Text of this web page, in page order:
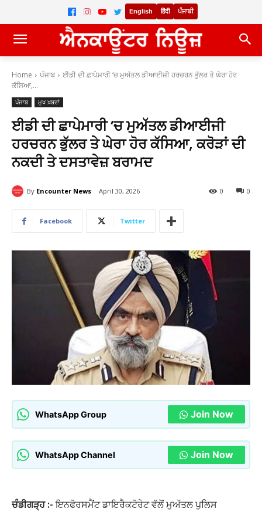
English हिंदी ਪੰਜਾਬੀ
Home ਪੰਜਾਬ
ਈਡੀ ਦੀ ਛਾਪੇਮਾਰੀ ‘ਚ ਮੁਅੱਤਲ ਡੀਆਈਜੀ ਹਰਚਰਨ ਭੁੱਲਰ ਤੇ ਘੇਰਾ ਹੋਰ
ਕੱਸਿਆ,...
ਪੰਜਾਬ ਮੁਖ ਖ਼ਬਰਾਂ
ਈਡੀ ਦੀ ਛਾਪੇਮਾਰੀ ‘ਚ ਮੁਅੱਤਲ ਡੀਆਈਜੀ
ਹਰਚਰਨ ਭੁੱਲਰ ਤੇ ਘੇਰਾ ਹੋਰ ਕੱਸਿਆ, ਕਰੋੜਾਂ ਦੀ
ਨਕਦੀ ਤੇ ਦਸਤਾਵੇਜ਼ ਬਰਾਮਦ
By Encounter News April 30, 2026 0
0
Facebook Twitter
WhatsApp Group Join Now
WhatsApp Channel Join Now
ਚੰਡੀਗੜ੍ਹ :-ਇਨਫੋਰਸਮੈਂਟ ਡਾਇਰੈਕਟੋਰੇਟਵੱਲੋਂ ਮੁਅੱਤਲ ਪੁਲਿਸ